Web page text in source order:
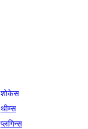
शोकेस
थीम्स
प्लगिन्स